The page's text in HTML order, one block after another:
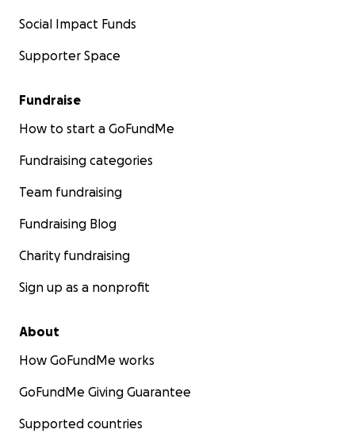
Social Impact Funds
Supporter Space
Fundraise
How to start a GoFundMe
Fundraising categories
Team fundraising
Fundraising Blog
Charity fundraising
Sign up as a nonprofit
About
How GoFundMe works
GoFundMe Giving Guarantee
Supported countries